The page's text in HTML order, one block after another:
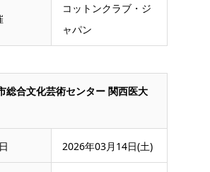
コットンクラブ・ジ
ャパン
総合文化芸術センター 関西医大
2026年03月14日(土)